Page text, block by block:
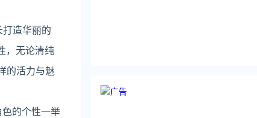
造华丽的
，无论清纯
的活力与魅
的个性一举